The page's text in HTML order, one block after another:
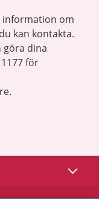
information om
kan kontakta.
göra dina
för
Visa